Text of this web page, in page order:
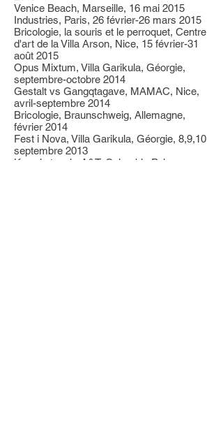
Venice Beach, Marseille, 16 mai 2015
Industries, Paris, 26 février-26 mars 2015
Bricologie, la souris et le perroquet, Centre
d'art de la Villa Arson, Nice, 15 février-31
août 2015
Opus Mixtum, Villa Garikula, Géorgie,
septembre-octobre 2014
Gestalt vs Gangqtagave, MAMAC, Nice,
avril-septembre 2014
Bricologie, Braunschweig, Allemagne,
février 2014
Fest i Nova, Villa Garikula, Géorgie, 8,9,10
septembre 2013
Keep in touch, A&T, Columbia Palace,